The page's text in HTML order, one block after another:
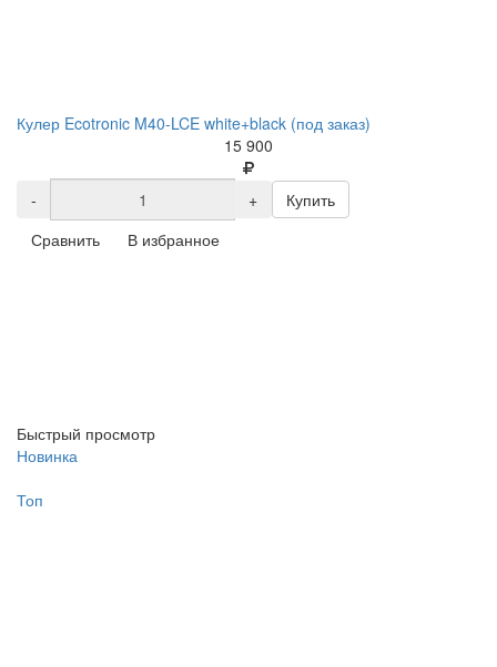
Кулер Ecotronic M40-LCE white+black (под заказ)
15 900
- +
Купить
Сравнить
В избранное
Быстрый просмотр
Новинка
Топ